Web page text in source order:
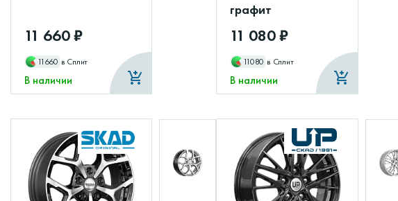
11 660 ₽
11660 в Сплит
В наличии
графит
11 080 ₽
11080 в Сплит
В наличии